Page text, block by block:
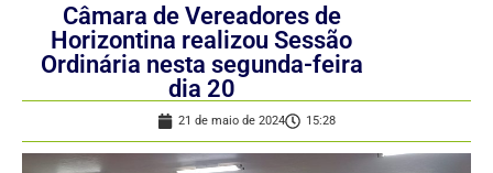
Câmara de Vereadores de
Horizontina realizou Sessão
Ordinária nesta segunda-feira
dia 20
21 de maio de 2024 15:28